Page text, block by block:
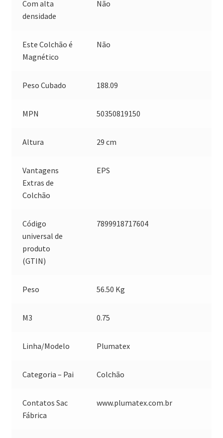
Com alta
densidade
Não
Este Colchão é
Magnético
Não
Peso Cubado 188.09
MPN 50350819150
Altura 29 cm
Vantagens
Extras de
Colchão
EPS
Código
universal de
produto
(GTIN)
7899918717604
Peso 56.50 Kg
M3 0.75
Linha/Modelo Plumatex
Categoria – Pai Colchão
Contatos Sac
Fábrica
www.plumatex.com.br